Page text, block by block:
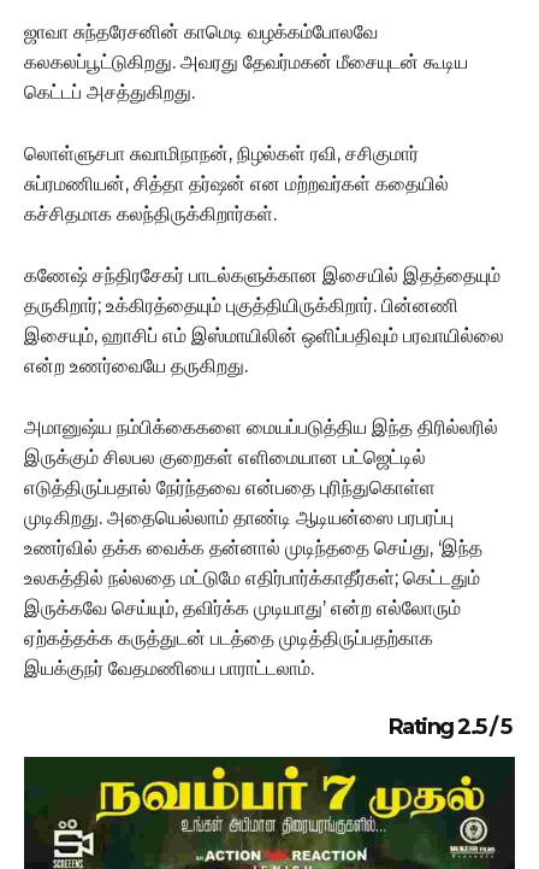
ஜாவா சுந்தரேசனின் காமெடி வழக்கம்போலவே
கலகலப்பூட்டுகிறது. அவரது தேவர்மகன் மீசையுடன் கூடிய
கெட்டப் அசத்துகிறது.
லொள்ளுசபா சுவாமிநாநன், நிழல்கள் ரவி, சசிகுமார்
சுப்ரமணியன், சித்தா தர்ஷன் என மற்றவர்கள் கதையில்
கச்சிதமாக கலந்திருக்கிறார்கள்.
கணேஷ் சந்திரசேகர் பாடல்களுக்கான இசையில் இதத்தையும்
தருகிறார்; உக்கிரத்தையும் புகுத்தியிருக்கிறார். பின்னணி
இசையும், ஹாசிப் எம் இஸ்மாயிலின் ஒளிப்பதிவும் பரவாயில்லை
என்ற உணர்வையே தருகிறது.
அமானுஷ்ய நம்பிக்கைகளை மையப்படுத்திய இந்த திரில்லரில்
இருக்கும் சிலபல குறைகள் எளிமையான பட்ஜெட்டில்
எடுத்திருப்பதால் நேர்ந்தவை என்பதை புரிந்துகொள்ள
முடிகிறது. அதையெல்லாம் தாண்டி ஆடியன்ஸை பரபரப்பு
உணர்வில் தக்க வைக்க தன்னால் முடிந்ததை செய்து, ‘இந்த
உலகத்தில் நல்லதை மட்டுமே எதிர்பார்க்காதீர்கள்; கெட்டதும்
இருக்கவே செய்யும், தவிர்க்க முடியாது’ என்ற எல்லோரும்
ஏற்கத்தக்க கருத்துடன் படத்தை முடித்திருப்பதற்காக
இயக்குநர் வேதமணியை பாராட்டலாம்.
Rating 2.5 / 5